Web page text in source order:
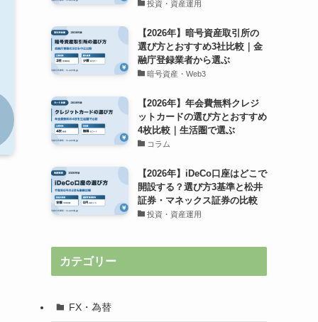
投資・資産運用
【2026年】暗号資産取引所の
選び方とおすすめ3社比較｜金
融庁登録業者から選ぶ
暗号資産・Web3
【2026年】年会費無料クレジ
ットカードの選び方とおすすめ
4枚比較｜生活圏で選ぶ
コラム
【2026年】iDeCo口座はどこで
開設する？選び方3基準と松井
証券・マネックス証券の比較
投資・資産運用
カテゴリー
FX・為替